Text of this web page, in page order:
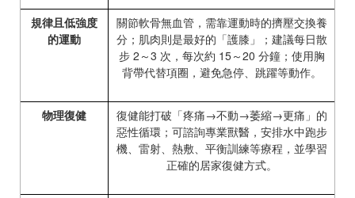
規律且低強度
的運動
關節軟骨無血管，需靠運動時的擠壓交換養
分；肌肉則是最好的「護膝」；建議每日散
步2 ～3 次，每次約 15～20 分鐘；使用胸
背帶代替項圈，避免急停、跳躍等動作。
物理復健 復健能打破「疼痛→不動→萎縮→更痛」的
惡性循環；可諮詢專業獸醫，安排水中跑步
機、雷射、熱敷、平衡訓練等療程，並學習
正確的居家復健方式。